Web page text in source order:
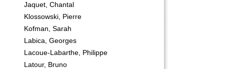
Jaquet, Chantal
Klossowski, Pierre
Kofman, Sarah
Labica, Georges
Lacoue-Labarthe, Philippe
Latour, Bruno